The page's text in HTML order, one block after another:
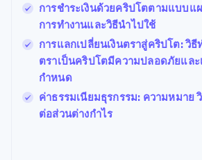
การชำระเงินด้วยคริปโตตามแบบแ
การทำงานและวิธีนำไปใช้
การแลกเปลี่ยนเงินตราสู่คริปโต: วิธี
ตราเป็นคริปโตมีความปลอดภัยแล
กำหนด
ค่าธรรมเนียมธุรกรรม: ความหมาย
ต่อส่วนต่างกำไร
ฝรั่งเศส
FrançaisEnglish
EnglishSvenska
มอลตา
English
มาเลเซีย
简体中文
เม็กซิโก